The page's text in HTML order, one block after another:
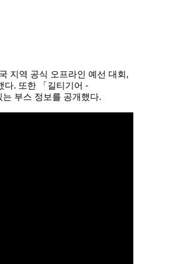
지역 공식 오프라인 예선 대회,
다. 또한 「길티기어 -
부스 정보를 공개했다.